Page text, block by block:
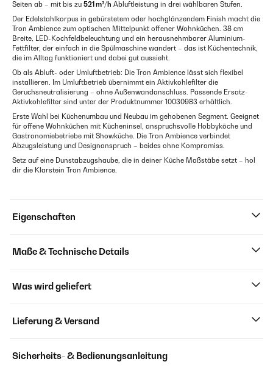
Seiten ab – mit bis zu 521 m³/h Abluftleistung in drei wählbaren Stufen.
Der Edelstahlkorpus in gebürstetem oder hochglänzendem Finish macht die
Tron Ambience zum optischen Mittelpunkt offener Wohnküchen. 38 cm
Breite, LED-Kochfeldbeleuchtung und ein herausnehmbarer Aluminium-
Fettfilter, der einfach in die Spülmaschine wandert – das ist Küchentechnik,
die im Alltag funktioniert und dabei gut aussieht.
Ob als Abluft- oder Umluftbetrieb: Die Tron Ambience lässt sich flexibel
installieren. Im Umluftbetrieb übernimmt ein Aktivkohlefilter die
Geruchsneutralisierung – ohne Außenwandanschluss. Passende Ersatz-
Aktivkohlefilter sind unter der Produktnummer 10030983 erhältlich.
Erste Wahl bei Küchenumbau und Neubau im gehobenen Segment. Geeignet
für offene Wohnküchen mit Kücheninsel, anspruchsvolle Hobbyköche und
Gastronomiebetriebe mit Showküche. Die Tron Ambience verbindet
Abzugsleistung und Designanspruch – beides ohne Kompromiss.
Setz auf eine Dunstabzugshaube, die in deiner Küche Maßstäbe setzt – hol
dir die Klarstein Tron Ambience.
Eigenschaften
Maße & Technische Details
Was wird geliefert
Lieferung & Versand
Sicherheits- & Bedienungsanleitung